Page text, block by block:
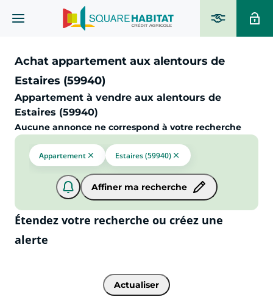
Achat appartement aux alentours de
Estaires (59940)
Appartement à vendre aux alentours de
Estaires (59940)
Aucune annonce ne correspond à votre recherche
Appartement Estaires (59940)
Affiner ma recherche
Étendez votre recherche ou créez une
alerte
Actualiser